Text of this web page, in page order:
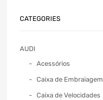
CATEGORIES
AUDI
Acessórios
Caixa de Embraiagem
Caixa de Velocidades